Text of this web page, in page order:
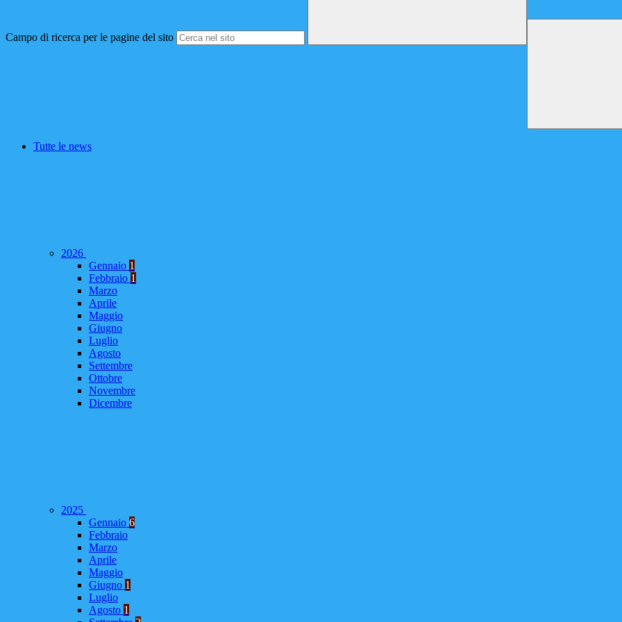
Campo di ricerca per le pagine del sito
Tutte le news
2026
Gennaio 1
Febbraio 1
Marzo
Aprile
Maggio
Giugno
Luglio
Agosto
Settembre
Ottobre
Novembre
Dicembre
2025
Gennaio 6
Febbraio
Marzo
Aprile
Maggio
Giugno 1
Luglio
Agosto 1